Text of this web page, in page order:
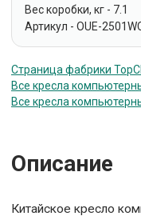
Вес коробки, кг - 7.1
Артикул - OUE-
Страница фабрики
Все кресла
Все кресла
Описание
Китайское кресло